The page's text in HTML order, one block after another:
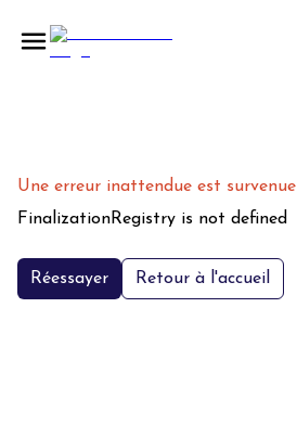
Une erreur inattendue est survenue
FinalizationRegistry is not defined
Réessayer Retour à l'accueil